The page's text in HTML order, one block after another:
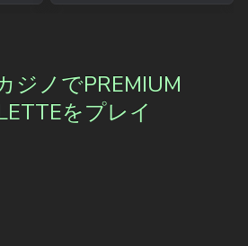
ジノでPREMIUM
をプレイ